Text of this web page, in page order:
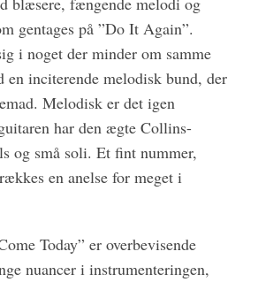
gentages på ”Do It Again”.
i noget der minder om samme
en inciterende melodisk bund, der
Melodisk er det igen
har den ægte Collins-
og små soli. Et fint nummer,
en anelse for meget i
Today” er overbevisende
nuancer i instrumenteringen,